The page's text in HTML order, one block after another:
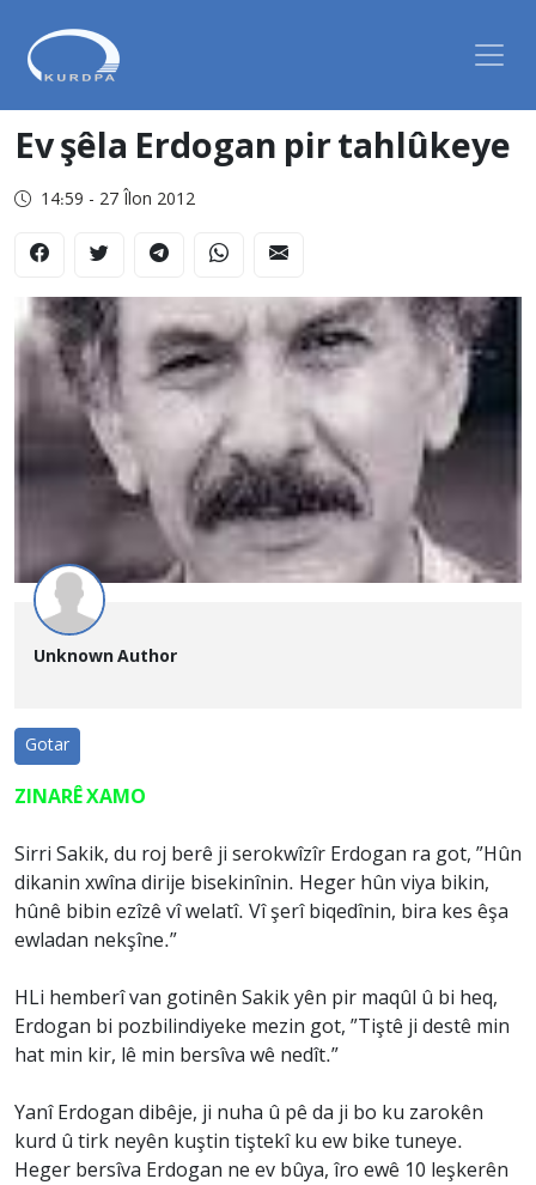
Ev şêla Erdogan pir tahlûkeye
14:59 - 27 Îlon 2012
Unknown Author
Gotar
ZINARÊ XAMO
Sirri Sakik, du roj berê ji serokwîzîr Erdogan ra got, ”Hûn
dikanin xwîna dirije bisekinînin. Heger hûn viya bikin,
hûnê bibin ezîzê vî welatî. Vî şerî biqedînin, bira kes êşa
ewladan nekşîne.”
HLi hemberî van gotinên Sakik yên pir maqûl û bi heq,
Erdogan bi pozbilindiyeke mezin got, ”Tiştê ji destê min
hat min kir, lê min bersîva wê nedît.”
Yanî Erdogan dibêje, ji nuha û pê da ji bo ku zarokên
kurd û tirk neyên kuştin tiştekî ku ew bike tuneye.
Heger bersîva Erdogan ne ev bûya, îro ewê 10 leşkerên